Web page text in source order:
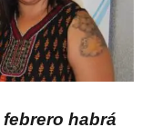
habrá